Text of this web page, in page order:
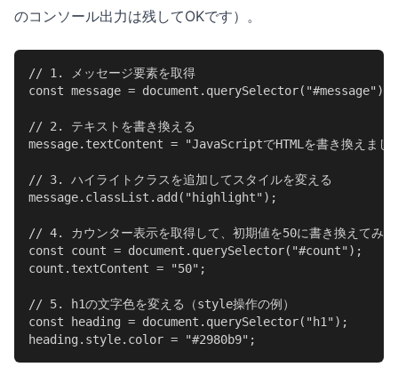
のコンソール出力は残してOKです）。
// 1. メッセージ要素を取得
const message = document.querySelector("#message");
// 2. テキストを書き換える
message.textContent = "JavaScriptでHTMLを書き換えまし
// 3. ハイライトクラスを追加してスタイルを変える
message.classList.add("highlight");
// 4. カウンター表示を取得して、初期値を50に書き換えてみる
const count = document.querySelector("#count");
count.textContent = "50";
// 5. h1の文字色を変える（style操作の例）
const heading = document.querySelector("h1");
heading.style.color = "#2980b9";